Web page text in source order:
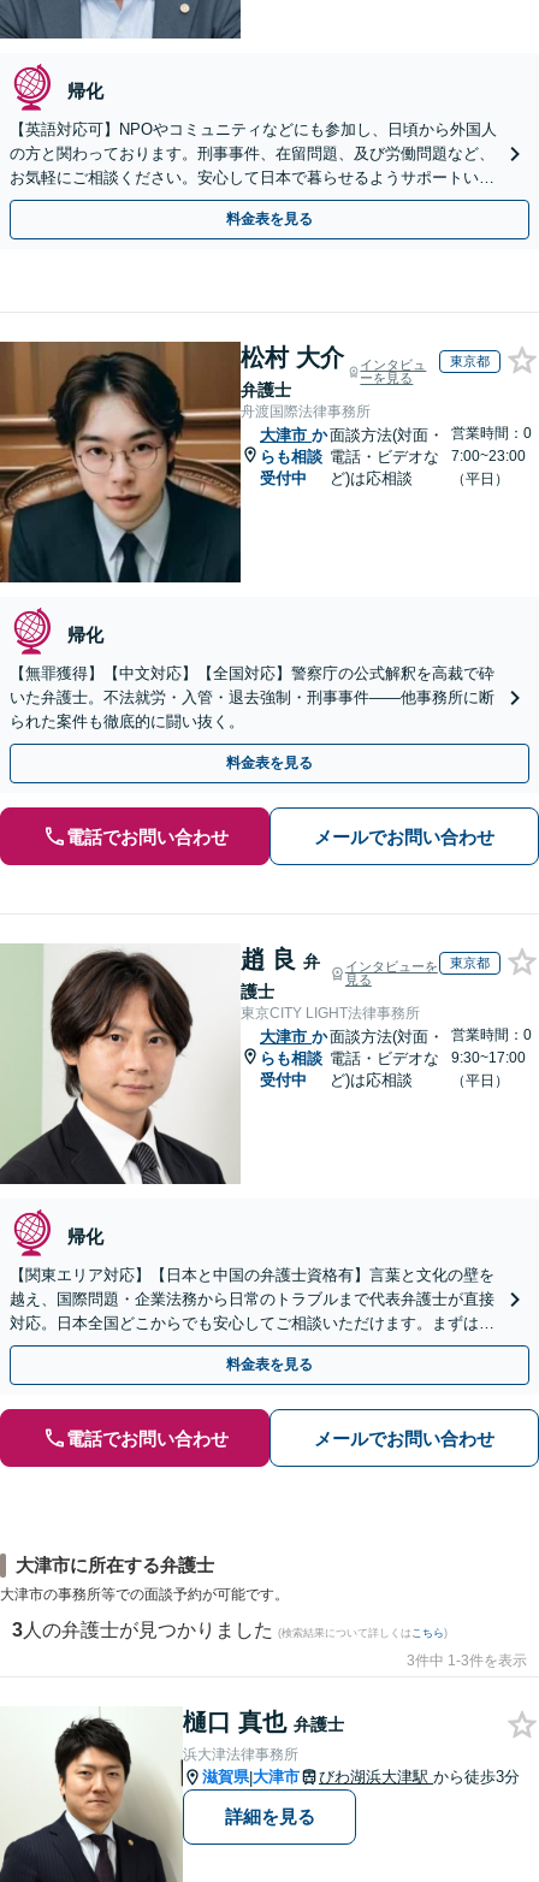
帰化
【英語対応可】NPOやコミュニティなどにも参加し、日頃から外国人
の方と関わっております。刑事事件、在留問題、及び労働問題など、
お気軽にご相談ください。安心して日本で暮らせるようサポートいた
します【夜間・休日相談OK】【北浜駅2分】
料金表を見る
松村 大介
弁護士
インタビュ
ーを見る
東京都
舟渡国際法律事務所
大津市 か
らも相談
受付中
面談方法(対面・
電話・ビデオな
ど)は応相談
営業時間：0
7:00~23:00
（平日）
帰化
【無罪獲得】【中文対応】【全国対応】警察庁の公式解釈を高裁で砕
いた弁護士。不法就労・入管・退去強制・刑事事件——他事務所に断
られた案件も徹底的に闘い抜く。
料金表を見る
電話でお問い合わせ メールでお問い合わせ
趙 良 弁
護士
インタビューを
見る
東京都
東京CITY LIGHT法律事務所
大津市 か
らも相談
受付中
面談方法(対面・
電話・ビデオな
ど)は応相談
営業時間：0
9:30~17:00
（平日）
帰化
【関東エリア対応】【日本と中国の弁護士資格有】言葉と文化の壁を
越え、国際問題・企業法務から日常のトラブルまで代表弁護士が直接
対応。日本全国どこからでも安心してご相談いただけます。まずは一
歩を踏み出してみませんか。【初回相談無料】
料金表を見る
電話でお問い合わせ メールでお問い合わせ
大津市に所在する弁護士
大津市の事務所等での面談予約が可能です。
3 人の弁護士が見つかりました (検索結果について詳しくは こちら)
3件中 1-3件を表示
樋口 真也 弁護士
浜大津法律事務所
滋賀県|大津市 びわ湖浜大津駅 から徒歩3分
詳細を見る